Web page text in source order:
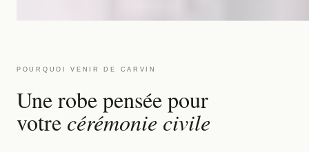
POURQUOI VENIR DE CARVIN
Une robe pensée pour
votre cérémonie civile